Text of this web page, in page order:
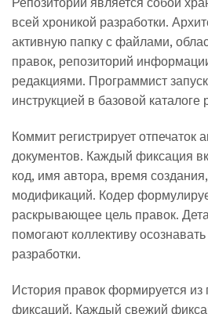
всей хроникой разработки.
активную папку с файлами,
правок, репозиторий
редакциями. Программист
инструкцией в базовой каталоге
Коммит регистрирует отпечаток
документов. Каждый фиксация
код, имя автора, время
модификаций. Кодер
раскрывающее цель правок.
помогают коллективу осознавать
разработки.
История правок формируется из
фиксаций. Каждый свежий